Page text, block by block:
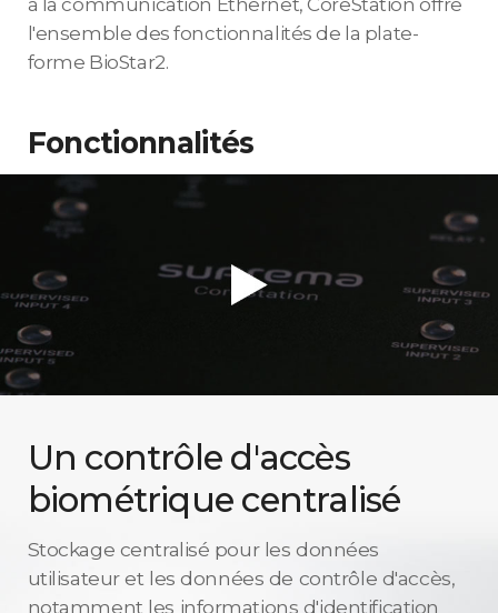
à la communication Ethernet, CoreStation offre
l'ensemble des fonctionnalités de la plate-
forme BioStar2.
Fonctionnalités
Un contrôle d'accès
biométrique centralisé
Stockage centralisé pour les données
utilisateur et les données de contrôle d'accès,
notamment les informations d'identification